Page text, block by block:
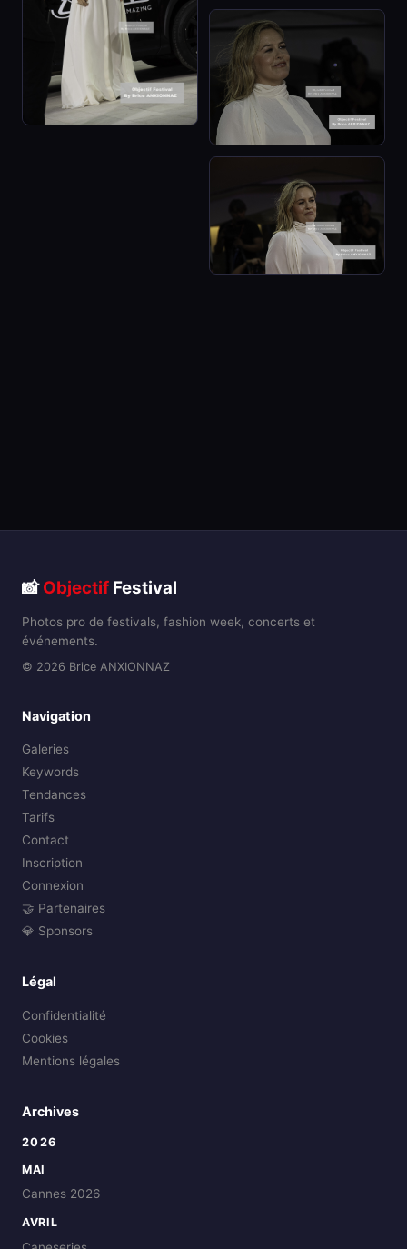
📸Objectif Festival
Photos pro de festivals, fashion week, concerts et
événements.
© 2026 Brice ANXIONNAZ
Navigation
Galeries
Keywords
Tendances
Tarifs
Contact
Inscription
Connexion
🤝 Partenaires
💎 Sponsors
Légal
Confidentialité
Cookies
Mentions légales
Archives
2026
MAI
Cannes 2026
AVRIL